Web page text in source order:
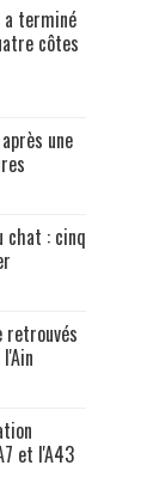
a terminé
côtes
une
chat : cinq
retrouvés
et l'A43